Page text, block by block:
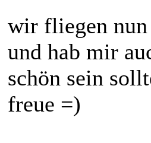
wir fliegen nun
und hab mir
schön sein
freue =)